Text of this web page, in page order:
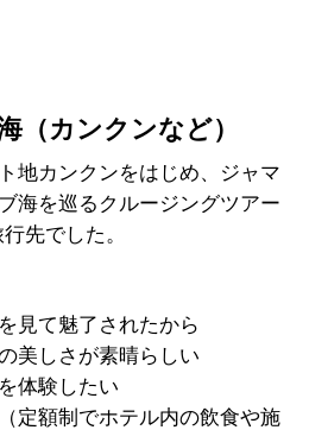
（カンクンなど）
地カンクンをはじめ、ジャマ
海を巡るクルージングツアー
先でした。
見て魅了されたから
美しさが素晴らしい
体験したい
定額制でホテル内の飲食や施